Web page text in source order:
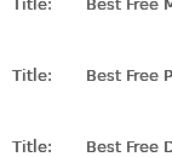
Title: Best Free
Title: Best Free
Title: Best Free